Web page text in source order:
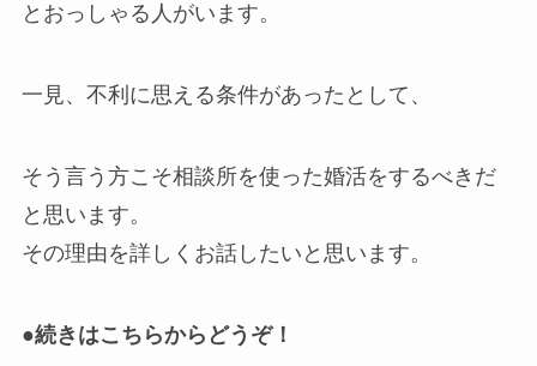
とおっしゃる人がいます。
一見、不利に思える条件があったとして、
そう言う方こそ相談所を使った婚活をするべきだ
と思います。
その理由を詳しくお話したいと思います。
●続きはこちらからどうぞ！